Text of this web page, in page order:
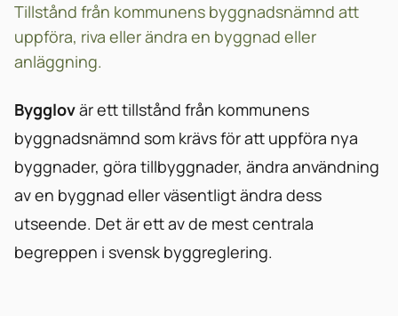
Tillstånd från kommunens byggnadsnämnd att
uppföra, riva eller ändra en byggnad eller
anläggning.
Bygglovär ett tillstånd från kommunens
byggnadsnämnd som krävs för att uppföra nya
byggnader, göra tillbyggnader, ändra användning
av en byggnad eller väsentligt ändra dess
utseende. Det är ett av de mest centrala
begreppen i svensk byggreglering.